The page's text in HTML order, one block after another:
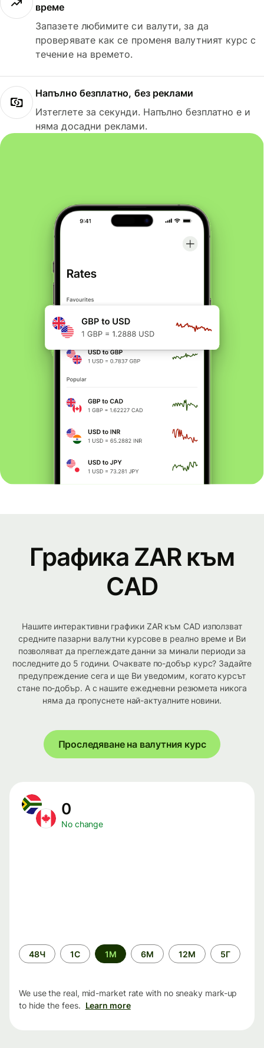
време
Запазете любимите си валути, за да
проверявате как се променя валутният курс с
течение на времето.
Напълно безплатно, без реклами
Изтеглете за секунди. Напълно безплатно е и
няма досадни реклами.
Графика ZAR към
CAD
Нашите интерактивни графики ZAR към CAD използват
средните пазарни валутни курсове в реално време и Ви
позволяват да преглеждате данни за минали периоди за
последните до 5 години. Очаквате по-добър курс? Задайте
предупреждение сега и ще Ви уведомим, когато курсът
стане по-добър. А с нашите ежедневни резюмета никога
няма да пропуснете най-актуалните новини.
Проследяване на валутния курс
0
No change
Time
period
48Ч 1С 1М 6М 12М 5Г
We use the real, mid-market rate with no sneaky mark-up
to hide the fees. Learn more